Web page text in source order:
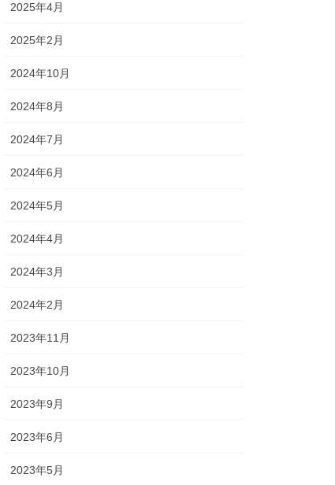
2025年4月
2025年2月
2024年10月
2024年8月
2024年7月
2024年6月
2024年5月
2024年4月
2024年3月
2024年2月
2023年11月
2023年10月
2023年9月
2023年6月
2023年5月